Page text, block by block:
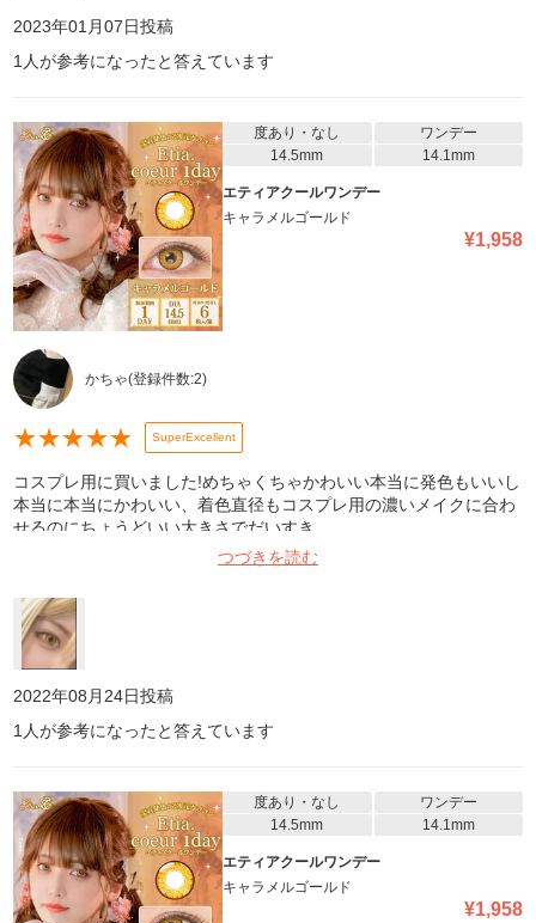
2023年01月07日投稿
1 人が参考になったと答えています
度あり・なし
ワンデー
14.5mm
14.1mm
エティアクールワンデー
キャラメルゴールド
¥1,958
かちゃ(登録件数:2)
★★★★★ SuperExcellent
コスプレ用に買いました!めちゃくちゃかわいい本当に発色もいいし
本当に本当にかわいい、着色直径もコスプレ用の濃いメイクに合わ
せるのにちょうどいい大きさでだいすき
つづきを読む
2022年08月24日投稿
1 人が参考になったと答えています
度あり・なし
ワンデー
14.5mm
14.1mm
エティアクールワンデー
キャラメルゴールド
¥1,958